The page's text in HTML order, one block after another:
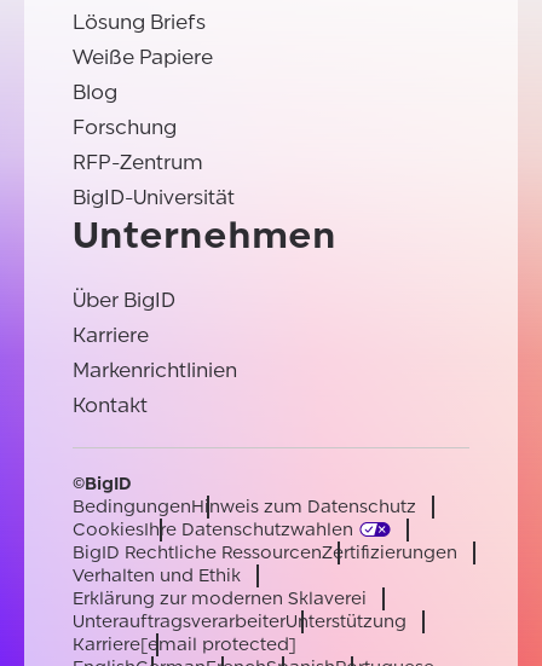
Lösung Briefs
Weiße Papiere
Blog
Forschung
RFP-Zentrum
BigID-Universität
Unternehmen
Über BigID
Karriere
Markenrichtlinien
Kontakt
©BigID
BedingungenHinweis zum Datenschutz
CookiesIhre Datenschutzwahlen
BigID Rechtliche RessourcenZertifizierungen
Verhalten und Ethik
Erklärung zur modernen Sklaverei
UnterauftragsverarbeiterUnterstützung
Karriere[email protected]